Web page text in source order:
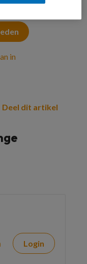
in
Deel dit artikel
Login